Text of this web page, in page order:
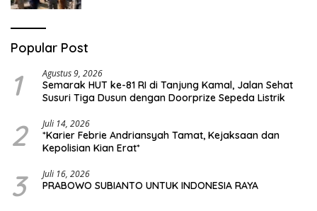
Popular Post
1 Agustus 9, 2026
Semarak HUT ke-81 RI di Tanjung Kamal, Jalan Sehat
Susuri Tiga Dusun dengan Doorprize Sepeda Listrik
2 Juli 14, 2026
*Karier Febrie Andriansyah Tamat, Kejaksaan dan
Kepolisian Kian Erat*
3 Juli 16, 2026
PRABOWO SUBIANTO UNTUK INDONESIA RAYA